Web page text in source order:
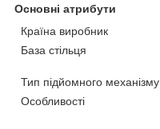
Основні атрибути
Країна виробник
База стільця
Тип підйомного механізму
Особливості